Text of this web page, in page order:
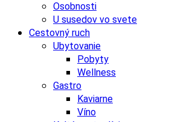
Osobnosti
U susedov vo svete
Cestovný ruch
Ubytovanie
Pobyty
Wellness
Gastro
Kaviarne
Víno